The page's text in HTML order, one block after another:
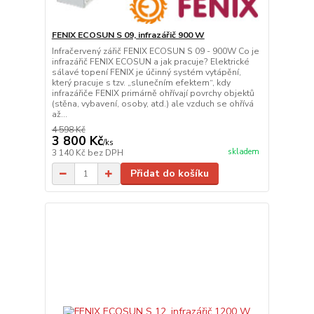
FENIX ECOSUN S 09, infrazářič 900 W
Infračervený zářič FENIX ECOSUN S 09 - 900W Co je
infrazářič FENIX ECOSUN a jak pracuje? Elektrické
sálavé topení FENIX je účinný systém vytápění,
který pracuje s tzv. „slunečním efektem“, kdy
infrazářiče FENIX primárně ohřívají povrchy objektů
(stěna, vybavení, osoby, atd.) ale vzduch se ohřívá
až...
4 598 Kč
3 800 Kč/ks
3 140 Kč bez DPH skladem
Přidat do košíku